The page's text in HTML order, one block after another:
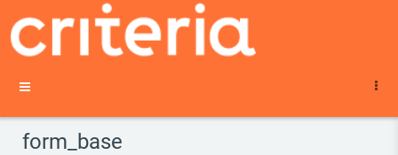
Salta al contenido principal
form_base